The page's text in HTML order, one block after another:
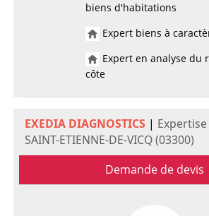
biens d'habitations
Expert biens à
Expert en analyse du
côte
EXEDIA DIAGNOSTICS |
SAINT-ETIENNE-DE-VICQ (03300)
Demande de devis